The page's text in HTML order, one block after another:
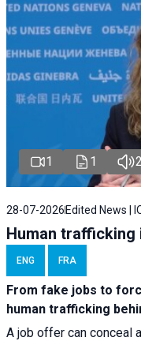
1 1 2
28-07-2026Edited News |
Human trafficking
ENG FRA
From fake jobs to
human trafficking
A job offer can conceal